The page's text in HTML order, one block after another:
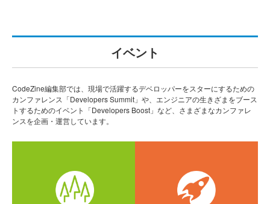
イベント
CodeZine編集部では、現場で活躍するデベロッパーをスターにするための
カンファレンス「Developers Summit」や、エンジニアの生きざまをブース
トするためのイベント「Developers Boost」など、さまざまなカンファレ
ンスを企画・運営しています。